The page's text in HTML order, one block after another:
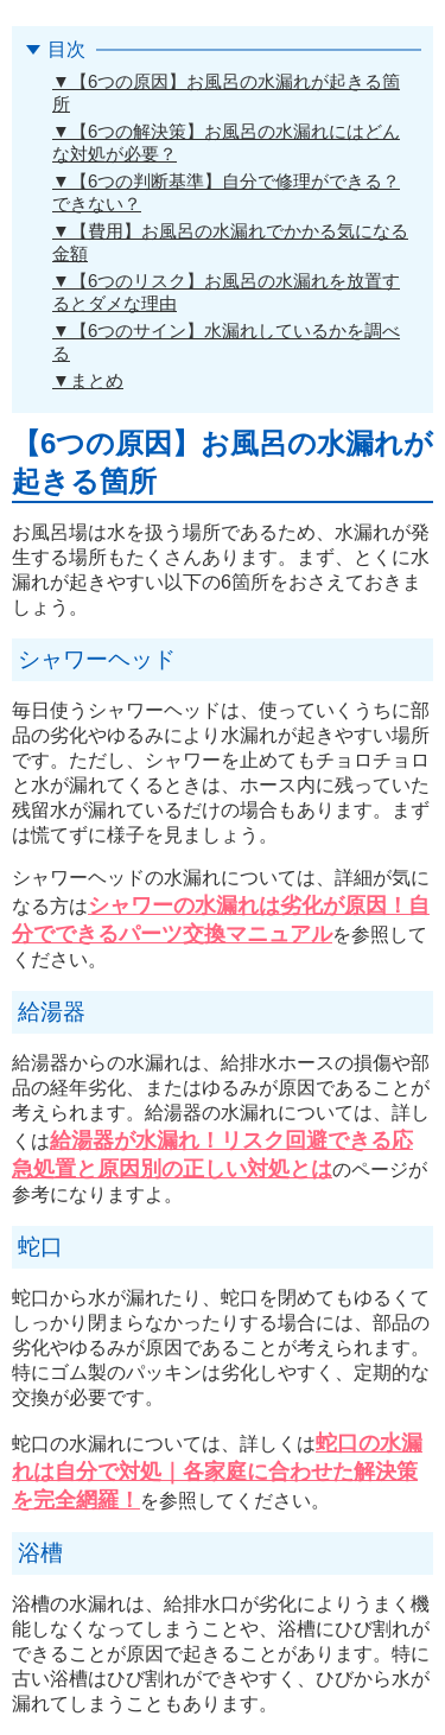
目次
▼【6つの原因】お風呂の水漏れが起きる箇
所
▼【6つの解決策】お風呂の水漏れにはどん
な対処が必要？
▼【6つの判断基準】自分で修理ができる？
できない？
▼【費用】お風呂の水漏れでかかる気になる
金額
▼【6つのリスク】お風呂の水漏れを放置す
るとダメな理由
▼【6つのサイン】水漏れしているかを調べ
る
▼まとめ
【6つの原因】お風呂の水漏れが
起きる箇所
お風呂場は水を扱う場所であるため、水漏れが発
生する場所もたくさんあります。まず、とくに水
漏れが起きやすい以下の6箇所をおさえておきま
しょう。
シャワーヘッド
毎日使うシャワーヘッドは、使っていくうちに部
品の劣化やゆるみにより水漏れが起きやすい場所
です。ただし、シャワーを止めてもチョロチョロ
と水が漏れてくるときは、ホース内に残っていた
残留水が漏れているだけの場合もあります。まず
は慌てずに様子を見ましょう。
シャワーヘッドの水漏れについては、詳細が気に
なる方はシャワーの水漏れは劣化が原因！自
分でできるパーツ交換マニュアルを参照して
ください。
給湯器
給湯器からの水漏れは、給排水ホースの損傷や部
品の経年劣化、またはゆるみが原因であることが
考えられます。給湯器の水漏れについては、詳し
くは給湯器が水漏れ！リスク回避できる応
急処置と原因別の正しい対処とはのページが
参考になりますよ。
蛇口
蛇口から水が漏れたり、蛇口を閉めてもゆるくて
しっかり閉まらなかったりする場合には、部品の
劣化やゆるみが原因であることが考えられます。
特にゴム製のパッキンは劣化しやすく、定期的な
交換が必要です。
蛇口の水漏れについては、詳しくは蛇口の水漏
れは自分で対処｜各家庭に合わせた解決策
を完全網羅！ を参照してください。
浴槽
浴槽の水漏れは、給排水口が劣化によりうまく機
能しなくなってしまうことや、浴槽にひび割れが
できることが原因で起きることがあります。特に
古い浴槽はひび割れができやすく、ひびから水が
漏れてしまうこともあります。